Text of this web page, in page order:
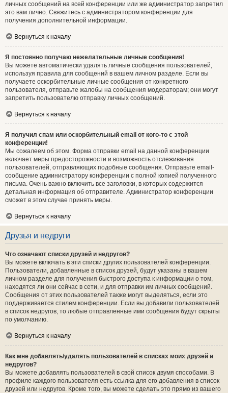
личных сообщений на всей конференции или же администратор запретил
это вам лично. Свяжитесь с администратором конференции для
получения дополнительной информации.
Вернуться к началу
Я постоянно получаю нежелательные личные сообщения!
Вы можете автоматически удалять личные сообщения пользователей,
используя правила для сообщений в вашем личном разделе. Если вы
получаете оскорбительные личные сообщения от конкретного
пользователя, отправьте жалобы на сообщения модераторам; они могут
запретить пользователю отправку личных сообщений.
Вернуться к началу
Я получил спам или оскорбительный email от кого-то с этой
конференции!
Мы сожалеем об этом. Форма отправки email на данной конференции
включает меры предосторожности и возможность отслеживания
пользователей, отправляющих подобные сообщения. Отправьте email-
сообщение администратору конференции с полной копией полученного
письма. Очень важно включить все заголовки, в которых содержится
детальная информация об отправителе. Администратор конференции
сможет в этом случае принять меры.
Вернуться к началу
Друзья и недруги
Что означают списки друзей и недругов?
Вы можете включать в эти списки других пользователей конференции.
Пользователи, добавленные в список друзей, будут указаны в вашем
личном разделе для получения быстрого доступа к информации о том,
находятся ли они сейчас в сети, и для отправки им личных сообщений.
Сообщения от этих пользователей также могут выделяться, если это
поддерживается стилем конференции. Если вы добавили пользователей
в список недругов, то любые отправленные ими сообщения будут скрыты
по умолчанию.
Вернуться к началу
Как мне добавлять/удалять пользователей в списках моих друзей и
недругов?
Вы можете добавлять пользователей в свой список двумя способами. В
профиле каждого пользователя есть ссылка для его добавления в список
друзей или недругов. Кроме того, вы можете сделать это прямо из вашего